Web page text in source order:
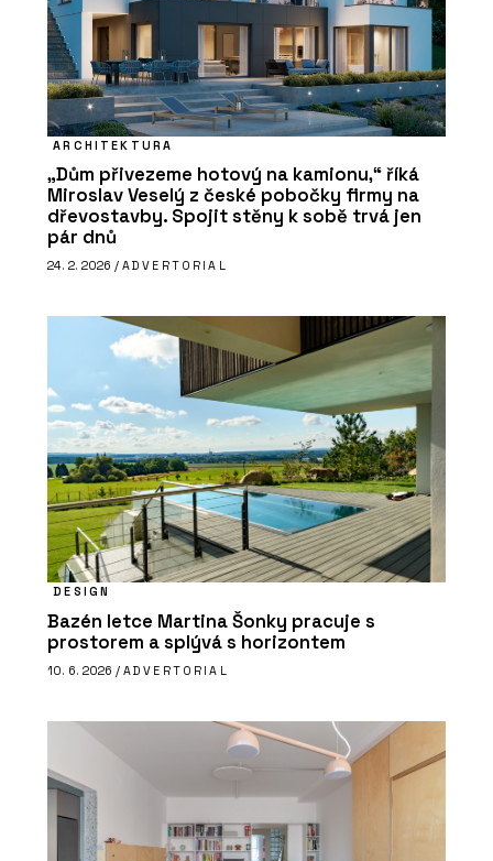
ARCHITEKTURA
„Dům přivezeme hotový na kamionu,“ říká
Miroslav Veselý z české pobočky firmy na
dřevostavby. Spojit stěny k sobě trvá jen
pár dnů
24. 2. 2026 / ADVERTORIAL
DESIGN
Bazén letce Martina Šonky pracuje s
prostorem a splývá s horizontem
10. 6. 2026 / ADVERTORIAL